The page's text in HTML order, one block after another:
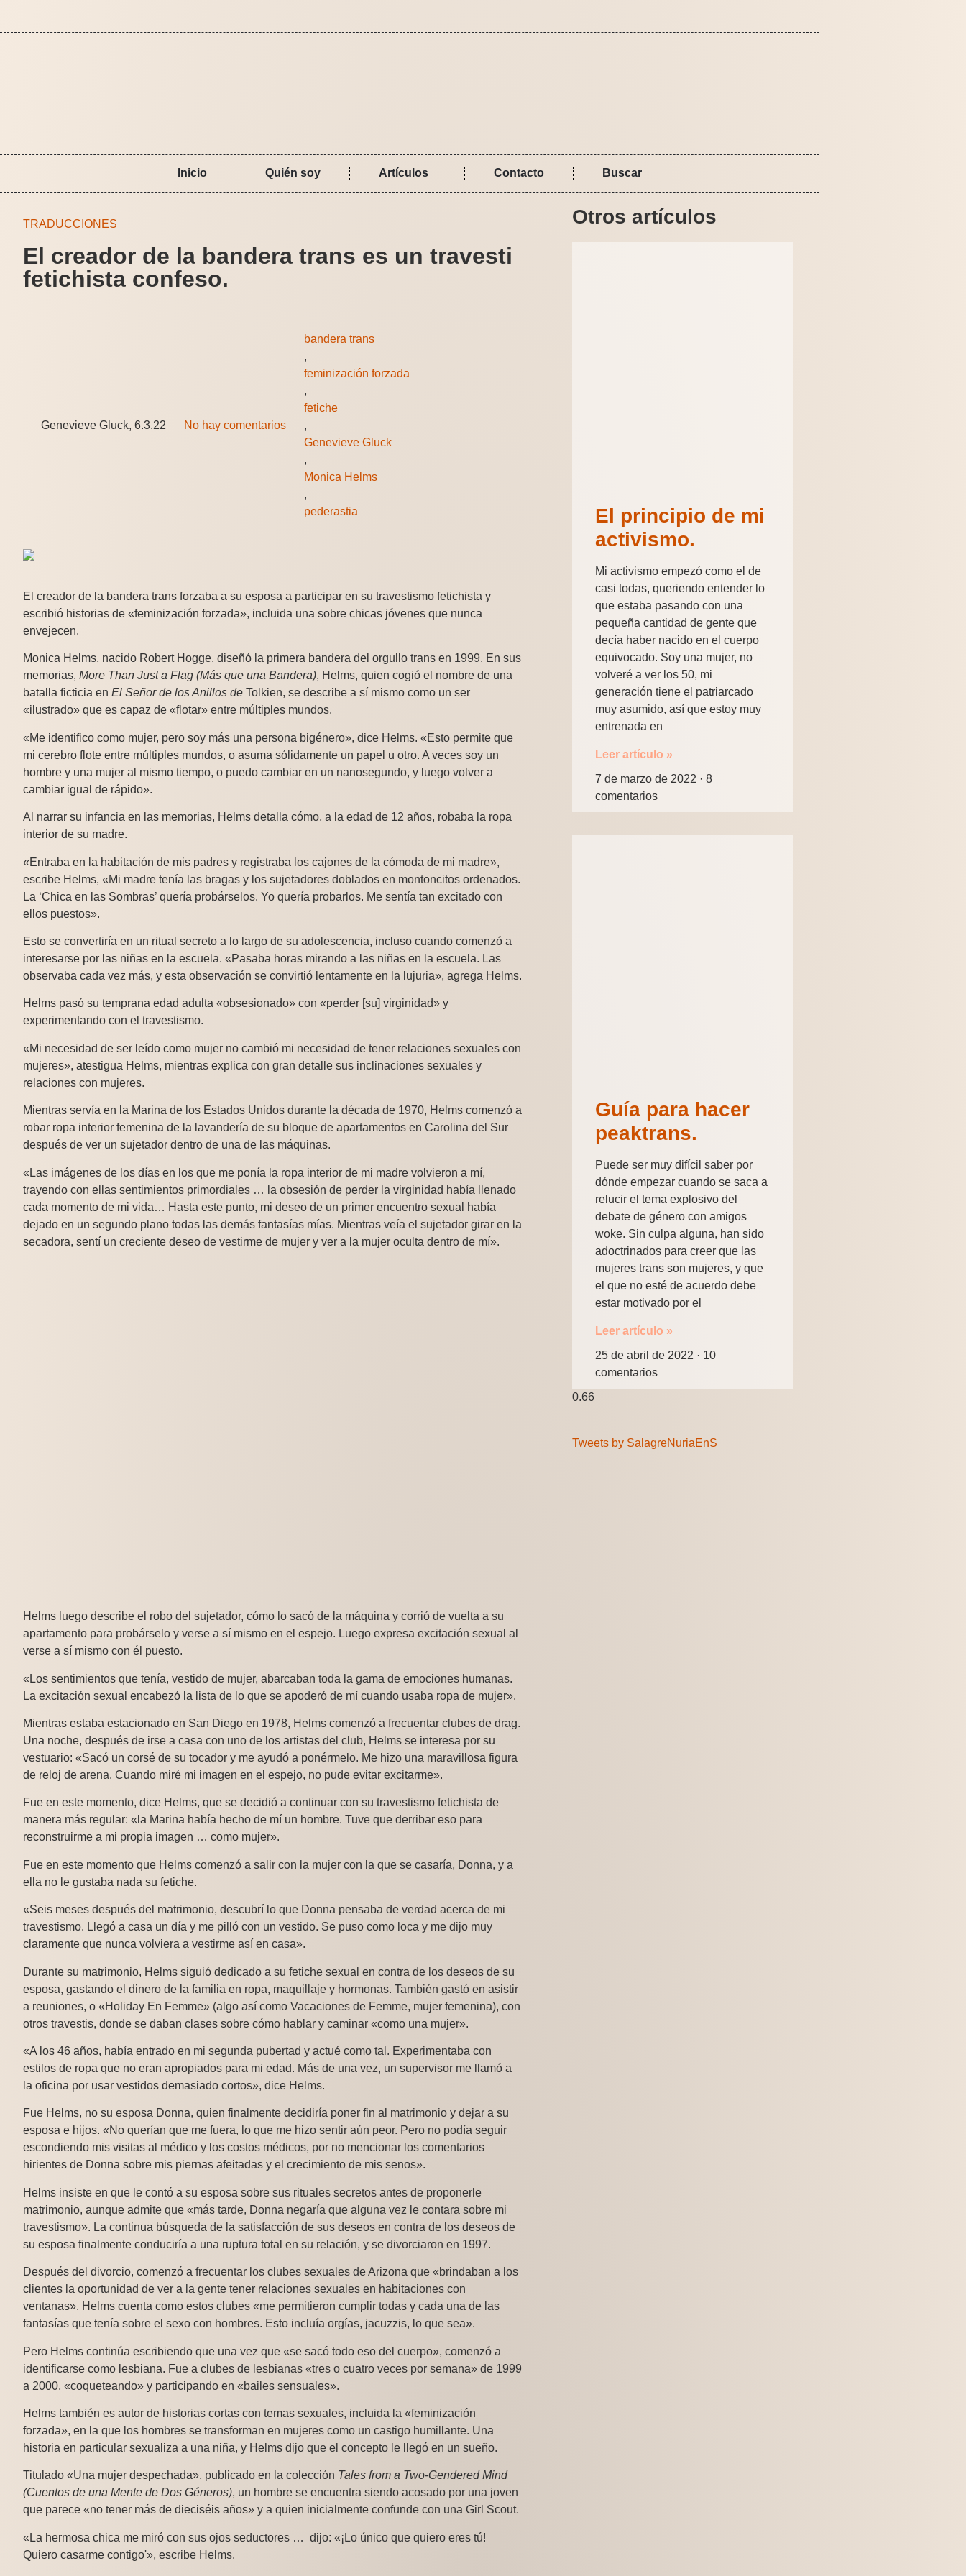
Inicio Quién soy Artículos Contacto Buscar
TRADUCCIONES
El creador de la bandera trans es un travesti
fetichista confeso.
Genevieve Gluck, 6.3.22 No hay comentarios
bandera trans
,
feminización forzada
,
fetiche
,
Genevieve Gluck
,
Monica Helms
,
pederastia
El creador de la bandera trans forzaba a su esposa a participar en su travestismo fetichista y
escribió historias de «feminización forzada», incluida una sobre chicas jóvenes que nunca
envejecen.
Monica Helms, nacido Robert Hogge, diseñó la primera bandera del orgullo trans en 1999. En sus
memorias, More Than Just a Flag (Más que una Bandera), Helms, quien cogió el nombre de una
batalla ficticia en El Señor de los Anillos de Tolkien, se describe a sí mismo como un ser
«ilustrado» que es capaz de «flotar» entre múltiples mundos.
«Me identifico como mujer, pero soy más una persona bigénero», dice Helms. «Esto permite que
mi cerebro flote entre múltiples mundos, o asuma sólidamente un papel u otro. A veces soy un
hombre y una mujer al mismo tiempo, o puedo cambiar en un nanosegundo, y luego volver a
cambiar igual de rápido».
Al narrar su infancia en las memorias, Helms detalla cómo, a la edad de 12 años, robaba la ropa
interior de su madre.
«Entraba en la habitación de mis padres y registraba los cajones de la cómoda de mi madre»,
escribe Helms, «Mi madre tenía las bragas y los sujetadores doblados en montoncitos ordenados.
La ‘Chica en las Sombras’ quería probárselos. Yo quería probarlos. Me sentía tan excitado con
ellos puestos».
Esto se convertiría en un ritual secreto a lo largo de su adolescencia, incluso cuando comenzó a
interesarse por las niñas en la escuela. «Pasaba horas mirando a las niñas en la escuela. Las
observaba cada vez más, y esta observación se convirtió lentamente en la lujuria», agrega Helms.
Helms pasó su temprana edad adulta «obsesionado» con «perder [su] virginidad» y
experimentando con el travestismo.
«Mi necesidad de ser leído como mujer no cambió mi necesidad de tener relaciones sexuales con
mujeres», atestigua Helms, mientras explica con gran detalle sus inclinaciones sexuales y
relaciones con mujeres.
Mientras servía en la Marina de los Estados Unidos durante la década de 1970, Helms comenzó a
robar ropa interior femenina de la lavandería de su bloque de apartamentos en Carolina del Sur
después de ver un sujetador dentro de una de las máquinas.
«Las imágenes de los días en los que me ponía la ropa interior de mi madre volvieron a mí,
trayendo con ellas sentimientos primordiales … la obsesión de perder la virginidad había llenado
cada momento de mi vida… Hasta este punto, mi deseo de un primer encuentro sexual había
dejado en un segundo plano todas las demás fantasías mías. Mientras veía el sujetador girar en la
secadora, sentí un creciente deseo de vestirme de mujer y ver a la mujer oculta dentro de mí».
Helms luego describe el robo del sujetador, cómo lo sacó de la máquina y corrió de vuelta a su
apartamento para probárselo y verse a sí mismo en el espejo. Luego expresa excitación sexual al
verse a sí mismo con él puesto.
«Los sentimientos que tenía, vestido de mujer, abarcaban toda la gama de emociones humanas.
La excitación sexual encabezó la lista de lo que se apoderó de mí cuando usaba ropa de mujer».
Mientras estaba estacionado en San Diego en 1978, Helms comenzó a frecuentar clubes de drag.
Una noche, después de irse a casa con uno de los artistas del club, Helms se interesa por su
vestuario: «Sacó un corsé de su tocador y me ayudó a ponérmelo. Me hizo una maravillosa figura
de reloj de arena. Cuando miré mi imagen en el espejo, no pude evitar excitarme».
Fue en este momento, dice Helms, que se decidió a continuar con su travestismo fetichista de
manera más regular: «la Marina había hecho de mí un hombre. Tuve que derribar eso para
reconstruirme a mi propia imagen … como mujer».
Fue en este momento que Helms comenzó a salir con la mujer con la que se casaría, Donna, y a
ella no le gustaba nada su fetiche.
«Seis meses después del matrimonio, descubrí lo que Donna pensaba de verdad acerca de mi
travestismo. Llegó a casa un día y me pilló con un vestido. Se puso como loca y me dijo muy
claramente que nunca volviera a vestirme así en casa».
Durante su matrimonio, Helms siguió dedicado a su fetiche sexual en contra de los deseos de su
esposa, gastando el dinero de la familia en ropa, maquillaje y hormonas. También gastó en asistir
a reuniones, o «Holiday En Femme» (algo así como Vacaciones de Femme, mujer femenina), con
otros travestis, donde se daban clases sobre cómo hablar y caminar «como una mujer».
«A los 46 años, había entrado en mi segunda pubertad y actué como tal. Experimentaba con
estilos de ropa que no eran apropiados para mi edad. Más de una vez, un supervisor me llamó a
la oficina por usar vestidos demasiado cortos», dice Helms.
Fue Helms, no su esposa Donna, quien finalmente decidiría poner fin al matrimonio y dejar a su
esposa e hijos. «No querían que me fuera, lo que me hizo sentir aún peor. Pero no podía seguir
escondiendo mis visitas al médico y los costos médicos, por no mencionar los comentarios
hirientes de Donna sobre mis piernas afeitadas y el crecimiento de mis senos».
Helms insiste en que le contó a su esposa sobre sus rituales secretos antes de proponerle
matrimonio, aunque admite que «más tarde, Donna negaría que alguna vez le contara sobre mi
travestismo». La continua búsqueda de la satisfacción de sus deseos en contra de los deseos de
su esposa finalmente conduciría a una ruptura total en su relación, y se divorciaron en 1997.
Después del divorcio, comenzó a frecuentar los clubes sexuales de Arizona que «brindaban a los
clientes la oportunidad de ver a la gente tener relaciones sexuales en habitaciones con
ventanas». Helms cuenta como estos clubes «me permitieron cumplir todas y cada una de las
fantasías que tenía sobre el sexo con hombres. Esto incluía orgías, jacuzzis, lo que sea».
Pero Helms continúa escribiendo que una vez que «se sacó todo eso del cuerpo», comenzó a
identificarse como lesbiana. Fue a clubes de lesbianas «tres o cuatro veces por semana» de 1999
a 2000, «coqueteando» y participando en «bailes sensuales».
Helms también es autor de historias cortas con temas sexuales, incluida la «feminización
forzada», en la que los hombres se transforman en mujeres como un castigo humillante. Una
historia en particular sexualiza a una niña, y Helms dijo que el concepto le llegó en un sueño.
Titulado «Una mujer despechada», publicado en la colección Tales from a Two-Gendered Mind
(Cuentos de una Mente de Dos Géneros), un hombre se encuentra siendo acosado por una joven
que parece «no tener más de dieciséis años» y a quien inicialmente confunde con una Girl Scout.
«La hermosa chica me miró con sus ojos seductores … dijo: «¡Lo único que quiero eres tú!
Quiero casarme contigo'», escribe Helms.
Otros artículos
El principio de mi
activismo.
Mi activismo empezó como el de
casi todas, queriendo entender lo
que estaba pasando con una
pequeña cantidad de gente que
decía haber nacido en el cuerpo
equivocado. Soy una mujer, no
volveré a ver los 50, mi
generación tiene el patriarcado
muy asumido, así que estoy muy
entrenada en
Leer artículo »
7 de marzo de 2022
8
comentarios
Guía para hacer
peaktrans.
Puede ser muy difícil saber por
dónde empezar cuando se saca a
relucir el tema explosivo del
debate de género con amigos
woke. Sin culpa alguna, han sido
adoctrinados para creer que las
mujeres trans son mujeres, y que
el que no esté de acuerdo debe
estar motivado por el
Leer artículo »
25 de abril de 2022
10
comentarios
Tweets by SalagreNuriaEnS